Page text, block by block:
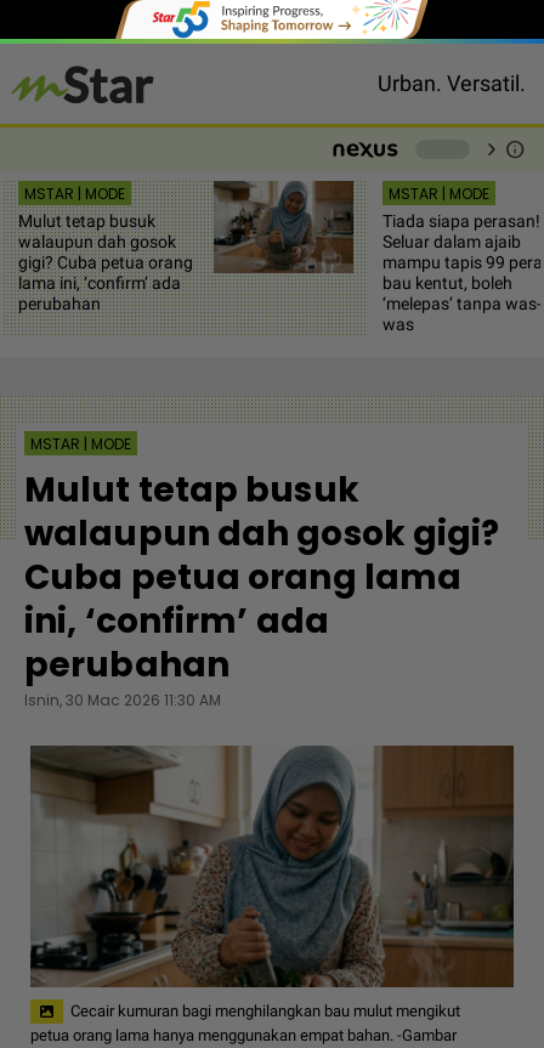
Urban. Versatil.
chevron_right info
MSTAR | MODE
Mulut tetap busuk
walaupun dah gosok
gigi? Cuba petua orang
lama ini, ‘confirm’ ada
perubahan
MSTAR | MODE
Tiada siapa perasan!
Seluar dalam ajaib
mampu tapis 99
bau kentut, boleh
‘melepas’ tanpa was-
was
MSTAR | MODE
Mulut tetap busuk
walaupun dah gosok gigi?
Cuba petua orang lama
ini, ‘confirm’ ada
perubahan
Isnin, 30 Mac 2026 11:30 AM
Cecair kumuran bagi menghilangkan bau mulut mengikut
petua orang lama hanya menggunakan empat bahan. -Gambar